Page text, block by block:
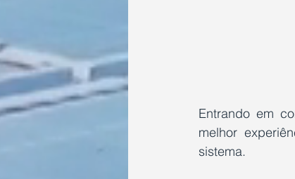
Entrando em
melhor
sistema.